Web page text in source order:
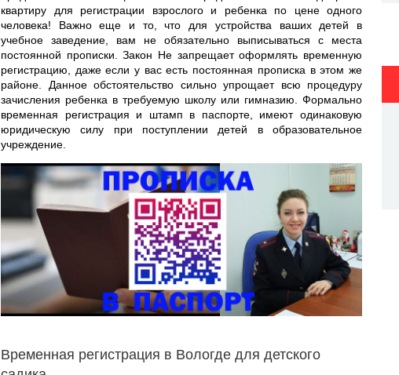
квартиру для регистрации взрослого и ребенка по цене одного
человека! Важно еще и то, что для устройства ваших детей в
учебное заведение, вам не обязательно выписываться с места
постоянной прописки. Закон Не запрещает оформлять временную
регистрацию, даже если у вас есть постоянная прописка в этом же
районе. Данное обстоятельство сильно упрощает всю процедуру
зачисления ребенка в требуемую школу или гимназию. Формально
временная регистрация и штамп в паспорте, имеют одинаковую
юридическую силу при поступлении детей в образовательное
учреждение.
Временная регистрация в Вологде для детского